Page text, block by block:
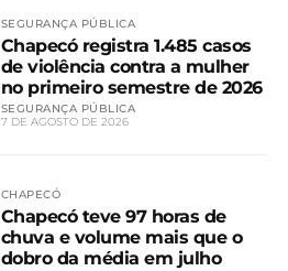
SEGURANÇA PÚBLICA
Chapecó registra 1.485 casos
de violência contra a mulher
no primeiro semestre de 2026
SEGURANÇA PÚBLICA
7 DE AGOSTO DE 2026
CHAPECÓ
Chapecó teve 97 horas de
chuva e volume mais que o
dobro da média em julho